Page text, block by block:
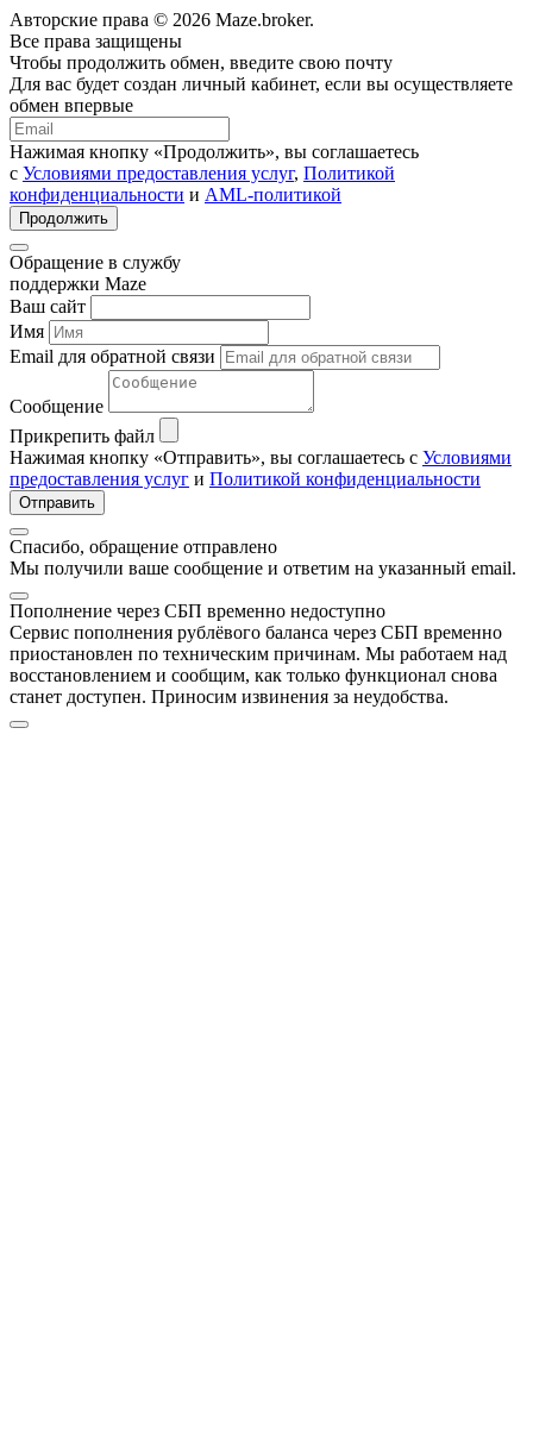
Авторские права © 2026 Maze.broker.
Все права защищены
Чтобы продолжить обмен, введите свою почту
Для вас будет создан личный кабинет, если вы осуществляете
обмен впервые
Нажимая кнопку «Продолжить», вы соглашаетесь
с Условиями предоставления услуг, Политикой
конфиденциальности и AML-политикой
Продолжить
Обращение в службу
поддержки Maze
Ваш сайт
Имя
Email для обратной связи
Сообщение
Прикрепить файл
Нажимая кнопку «Отправить», вы соглашаетесь с Условиями
предоставления услуг и Политикой конфиденциальности
Отправить
Спасибо, обращение отправлено
Мы получили ваше сообщение и ответим на указанный email.
Пополнение через СБП временно недоступно
Сервис пополнения рублёвого баланса через СБП временно
приостановлен по техническим причинам. Мы работаем над
восстановлением и сообщим, как только функционал снова
станет доступен. Приносим извинения за неудобства.